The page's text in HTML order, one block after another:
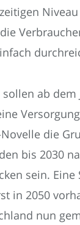
ab
die
bis 2030
sein.
in 2050
nun